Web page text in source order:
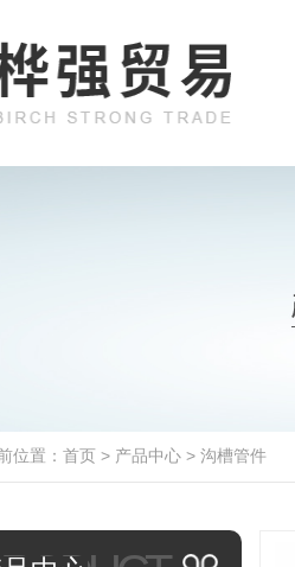
位置： 首页 > 产品中心 > 沟槽管件